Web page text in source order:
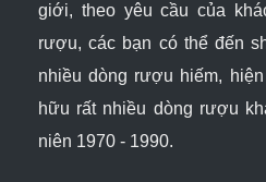
giới, theo yêu cầu của
rượu, các bạn có thể đến
nhiều dòng rượu hiếm,
hữu rất nhiều dòng rượu
niên 1970 - 1990.